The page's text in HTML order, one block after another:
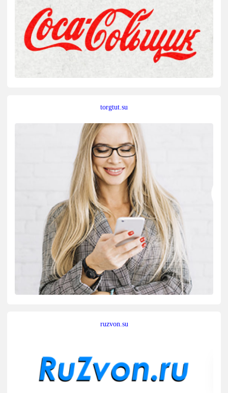
torgtut.su
ruzvon.su